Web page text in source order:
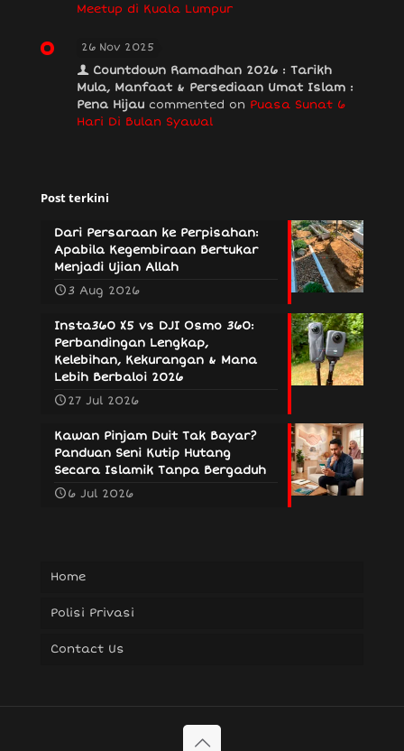
Meetup di Kuala Lumpur
26 Nov 2025
Countdown Ramadhan 2026 : Tarikh
Mula, Manfaat & Persediaan Umat Islam :
Pena Hijau commented on Puasa Sunat 6
Hari Di Bulan Syawal
Post terkini
Dari Persaraan ke Perpisahan:
Apabila Kegembiraan Bertukar
Menjadi Ujian Allah
3 Aug 2026
Insta360 X5 vs DJI Osmo 360:
Perbandingan Lengkap,
Kelebihan, Kekurangan & Mana
Lebih Berbaloi 2026
27 Jul 2026
Kawan Pinjam Duit Tak Bayar?
Panduan Seni Kutip Hutang
Secara Islamik Tanpa Bergaduh
6 Jul 2026
Home
Polisi Privasi
Contact Us